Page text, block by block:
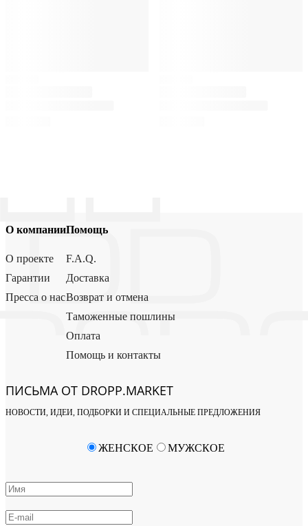
О компании
О проекте
Гарантии
Пресса о нас
Помощь
F.A.Q.
Доставка
Возврат и отмена
Таможенные пошлины
Оплата
Помощь и контакты
ПИСЬМА ОТ DROPP.MARKET
НОВОСТИ, ИДЕИ, ПОДБОРКИ И СПЕЦИАЛЬНЫЕ ПРЕДЛОЖЕНИЯ
ЖЕНСКОЕ МУЖСКОЕ